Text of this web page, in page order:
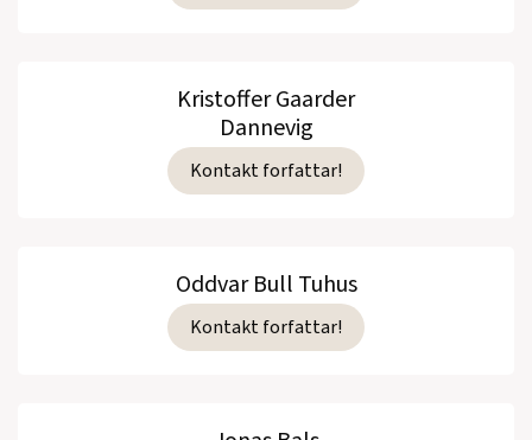
Kristoffer Gaarder
Dannevig
Kontakt forfattar!
Oddvar Bull Tuhus
Kontakt forfattar!